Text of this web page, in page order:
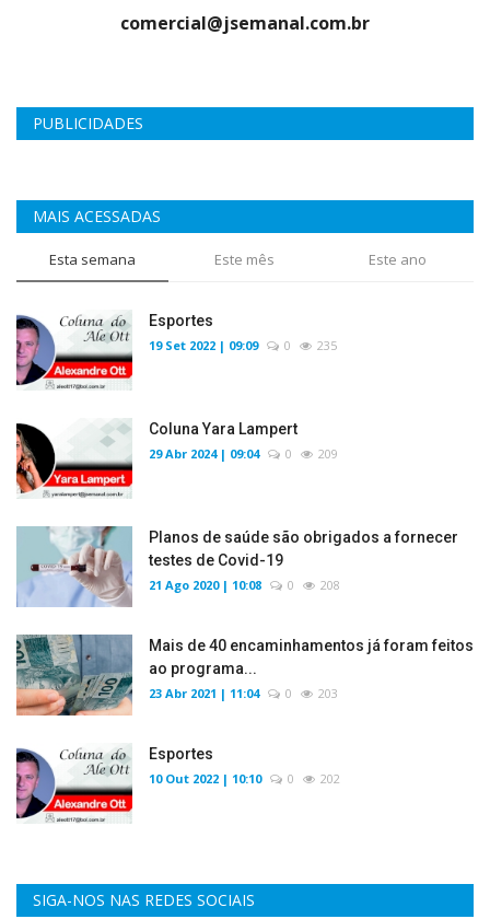
comercial@jsemanal.com.br
PUBLICIDADES
MAIS ACESSADAS
Esta semana Este mês Este ano
Esportes
19 Set 2022 | 09:09 0 235
Coluna Yara Lampert
29 Abr 2024 | 09:04 0 209
Planos de saúde são obrigados a fornecer
testes de Covid-19
21 Ago 2020 | 10:08 0 208
Mais de 40 encaminhamentos já foram feitos
ao programa...
23 Abr 2021 | 11:04 0 203
Esportes
10 Out 2022 | 10:10 0 202
SIGA-NOS NAS REDES SOCIAIS